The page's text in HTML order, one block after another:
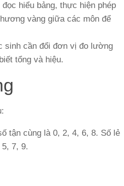
hiểu bảng, thực hiện phép
vàng giữa các môn để
sinh cần đổi đơn vị đo lường
tổng và hiệu.
tận cùng là 0, 2, 4, 6, 8. Số lẻ
7, 9.